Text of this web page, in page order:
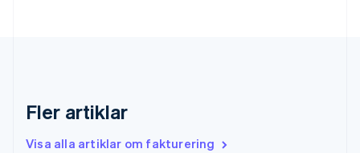
Fler artiklar
Visa alla artiklar om fakturering
Hongkong SAR, Kina
English 简体中文
Indien